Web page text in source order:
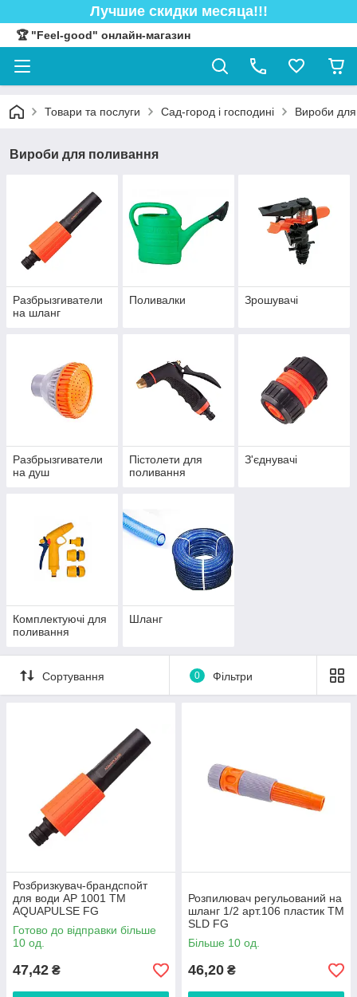
Лучшие скидки месяца!!!
🏆 "Feel-good" онлайн-магазин
Товари та послуги Сад-город і господині Вироби
Вироби для поливання
Разбрызгиватели
на шланг
Поливалки Зрошувачі
Разбрызгиватели
на душ
Пістолети для
поливання
З'єднувачі
Комплектуючі для
поливання
Шланг
Сортування 0 Фільтри
Розбризкувач-брандспойт
для води АР 1001 ТМ
AQUAPULSE FG
Готово до відправки більше
10 од.
47,42 ₴
Розпилювач регульований на
шланг 1/2 арт.106 пластик ТМ
SLD FG
Більше 10 од.
46,20 ₴